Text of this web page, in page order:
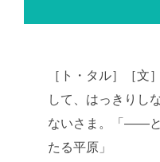
［ト・タル］［文
して、はっきりし
ないさま。「――
たる平原」